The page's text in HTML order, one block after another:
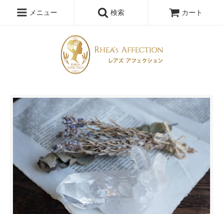
メニュー 検索 カート